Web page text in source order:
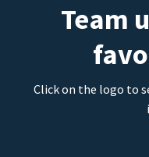
Team
Click on the logo to